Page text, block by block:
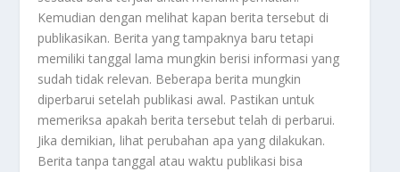
Kemudian dengan melihat kapan berita tersebut di
publikasikan. Berita yang tampaknya baru tetapi
memiliki tanggal lama mungkin berisi informasi yang
sudah tidak relevan. Beberapa berita mungkin
diperbarui setelah publikasi awal. Pastikan untuk
memeriksa apakah berita tersebut telah di perbarui.
Jika demikian, lihat perubahan apa yang dilakukan.
Berita tanpa tanggal atau waktu publikasi bisa